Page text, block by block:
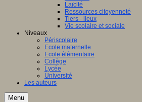
Laïcité
Ressources citoyenneté
Tiers - lieux
Vie scolaire et sociale
Niveaux
Périscolaire
Ecole maternelle
Ecole élémentaire
Collège
Lycée
Université
Les auteurs
Menu